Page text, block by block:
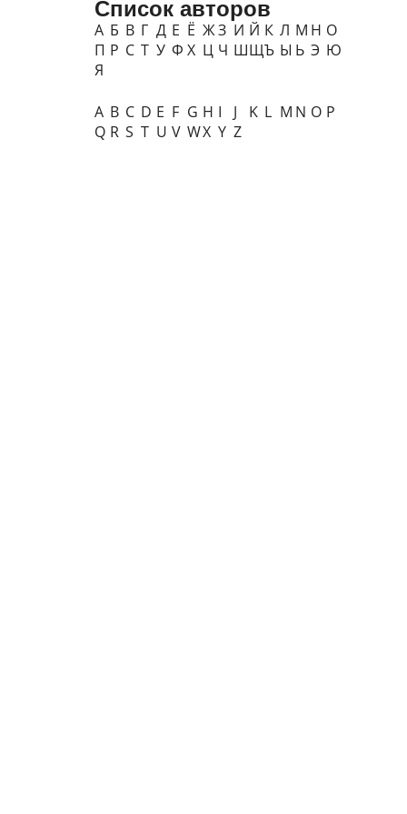
Список авторов
А Б В Г Д Е Ё ЖЗ И Й К Л М Н О
П Р С Т У Ф Х Ц Ч ШЩЪ Ы Ь Э Ю
Я
A B C D E F G H I J K L M N O P
Q R S T U V WX Y Z